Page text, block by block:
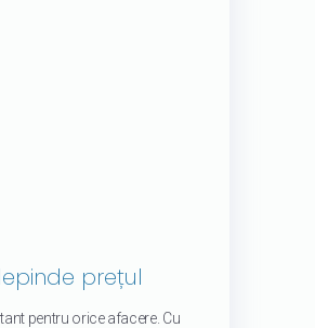
prețul
pentru orice afacere. Cu